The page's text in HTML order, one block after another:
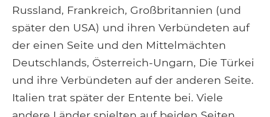
Russland, Frankreich, Großbritannien (und
später den USA) und ihren Verbündeten auf
der einen Seite und den Mittelmächten
Deutschlands, Österreich-Ungarn, Die Türkei
und ihre Verbündeten auf der anderen Seite.
Italien trat später der Entente bei. Viele